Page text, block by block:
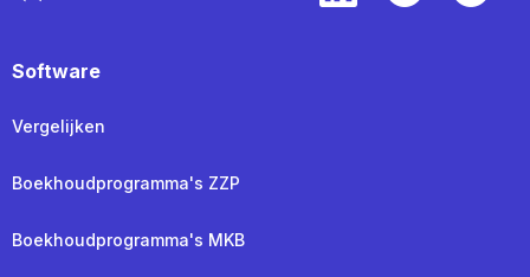
Software
Vergelijken
Boekhoudprogramma's ZZP
Boekhoudprogramma's MKB